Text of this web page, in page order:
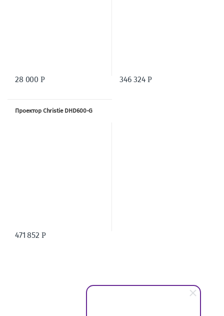
28 000Р 346 324 Р
Проектор Christie DHD600-G
471 852 Р